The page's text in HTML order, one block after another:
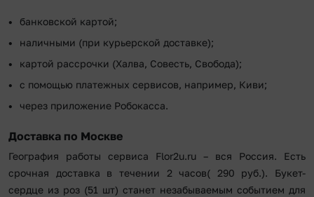
банковской картой;
наличными (при курьерской доставке);
картой рассрочки (Халва, Совесть, Свобода);
с помощью платежных сервисов, например, Киви;
через приложение Робокасса.
Доставка по Москве
География работы сервиса Flor2u.ru – вся Россия. Есть
срочная доставка в течении 2 часов( 290 руб.). Букет-
сердце из роз (51 шт) станет незабываемым событием для